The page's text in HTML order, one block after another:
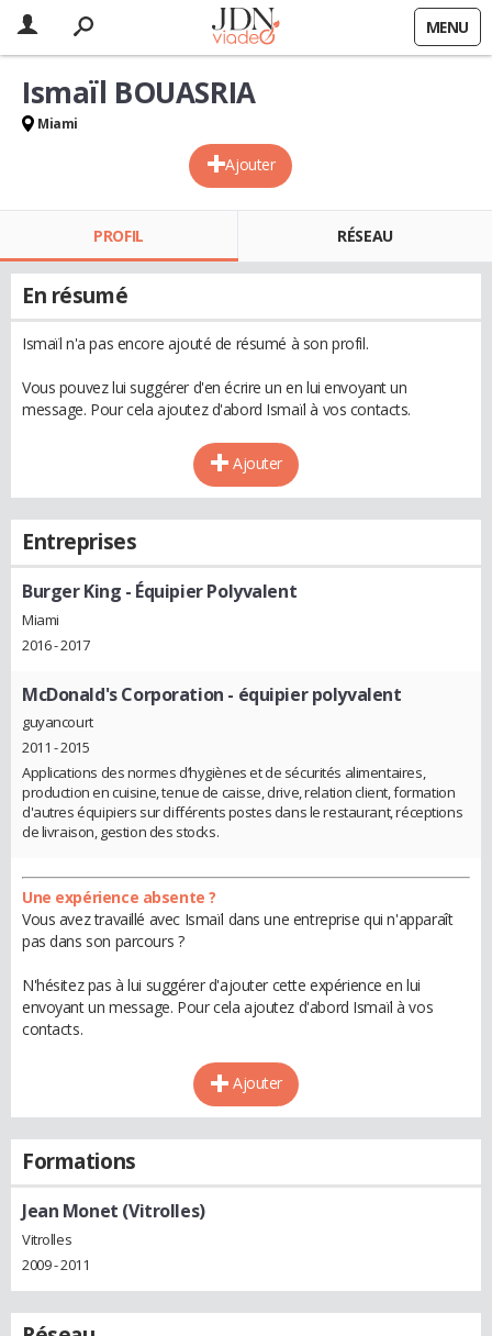
MENU
Ajouter
Ismaïl BOUASRIA
Miami
PROFIL RÉSEAU
En résumé
Ismaïl n'a pas encore ajouté de résumé à son profil.
Vous pouvez lui suggérer d'en écrire un en lui envoyant un
message. Pour cela ajoutez d'abord Ismaïl à vos contacts.
Ajouter
Entreprises
Burger King - Équipier Polyvalent
Miami
2016 - 2017
McDonald's Corporation - équipier polyvalent
guyancourt
2011 - 2015
Applications des normes d’hygiènes et de sécurités alimentaires,
production en cuisine, tenue de caisse, drive, relation client, formation
d'autres équipiers sur différents postes dans le restaurant, réceptions
de livraison, gestion des stocks.
Une expérience absente ?
Vous avez travaillé avec Ismaïl dans une entreprise qui n'apparaît
pas dans son parcours ?
N'hésitez pas à lui suggérer d'ajouter cette expérience en lui
envoyant un message. Pour cela ajoutez d'abord Ismaïl à vos
contacts.
Ajouter
Formations
Jean Monet (Vitrolles)
Vitrolles
2009 - 2011